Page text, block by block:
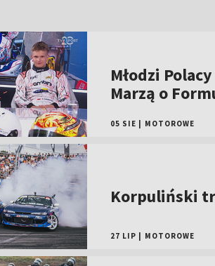
Młodzi
Marzą o
05 SIE MOTOROWE
Korpuliński
27 LIP MOTOROWE